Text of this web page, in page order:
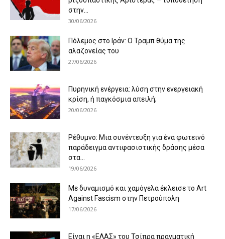
στην...
30/06/2026
Πόλεμος στο Ιράν: Ο Τραμπ θύμα της
αλαζονείας του
27/06/2026
Πυρηνική ενέργεια: λύση στην ενεργειακή
κρίση, ή παγκόσμια απειλή;
20/06/2026
Ρέθυμνο: Μια συνέντευξη για ένα φωτεινό
παράδειγμα αντιφασιστικής δράσης μέσα
στα...
19/06/2026
Με δυναμισμό και χαμόγελα έκλεισε το Art
Against Fascism στην Πετρούπολη
17/06/2026
Είναι η «ΕΛΑΣ» του Τσίπρα πραγματική